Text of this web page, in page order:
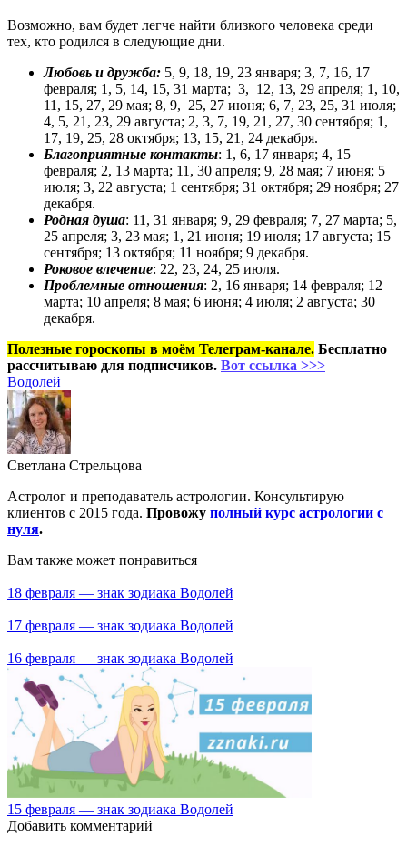
Возможно, вам будет легче найти близкого человека среди
тех, кто родился в следующие дни.
Любовь и дружба: 5, 9, 18, 19, 23 января; 3, 7, 16, 17
февраля; 1, 5, 14, 15, 31 марта; 3, 12, 13, 29 апреля; 1, 10,
11, 15, 27, 29 мая; 8, 9, 25, 27 июня; 6, 7, 23, 25, 31 июля;
4, 5, 21, 23, 29 августа; 2, 3, 7, 19, 21, 27, 30 сентября; 1,
17, 19, 25, 28 октября; 13, 15, 21, 24 декабря.
Благоприятные контакты: 1, 6, 17 января; 4, 15
февраля; 2, 13 марта; 11, 30 апреля; 9, 28 мая; 7 июня; 5
июля; 3, 22 августа; 1 сентября; 31 октября; 29 ноября; 27
декабря.
Родная душа: 11, 31 января; 9, 29 февраля; 7, 27 марта; 5,
25 апреля; 3, 23 мая; 1, 21 июня; 19 июля; 17 августа; 15
сентября; 13 октября; 11 ноября; 9 декабря.
Роковое влечение: 22, 23, 24, 25 июля.
Проблемные отношения: 2, 16 января; 14 февраля; 12
марта; 10 апреля; 8 мая; 6 июня; 4 июля; 2 августа; 30
декабря.
Полезные гороскопы в моём Телеграм-канале. Бесплатно
рассчитываю для подписчиков. Вот ссылка >>>
Водолей
Светлана Стрельцова
Астролог и преподаватель астрологии. Консультирую
клиентов с 2015 года. Провожу полный курс астрологии с
нуля.
Вам также может понравиться
18 февраля — знак зодиака Водолей
17 февраля — знак зодиака Водолей
16 февраля — знак зодиака Водолей
15 февраля — знак зодиака Водолей
Добавить комментарий